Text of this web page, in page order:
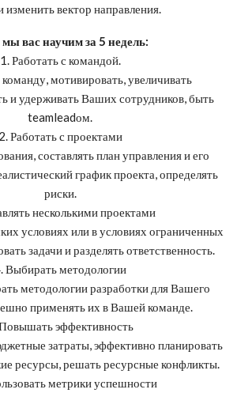
изменить вектор направления.
вас научим за 5 недель:
1. Работать с командой.
мотивировать, увеличивать
и удерживать Ваших сотрудников, быть
teamleadом.
2. Работать с проектами
составлять план управления и его
график проекта, определять
риски.
несколькими проектами
условиях или в условиях ограниченных
задачи и разделять ответственность.
Выбирать методологии
методологии разработки для Вашего
применять их в Вашей команде.
эффективность
затраты, эффективно планировать
ресурсы, решать ресурсные конфликты.
метрики успешности